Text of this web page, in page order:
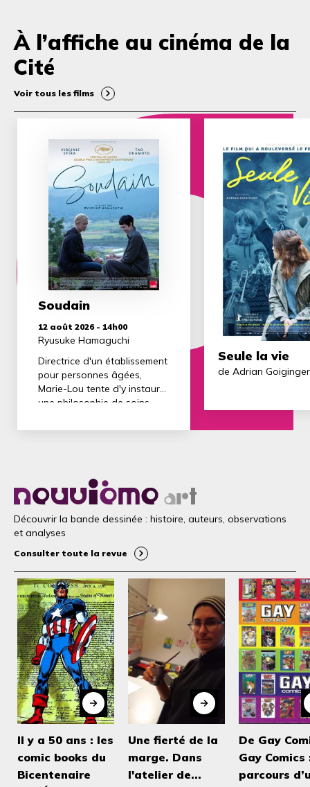
À l’affiche au cinéma de la
Cité
Voir tous les films
12 août 2026 - 14h00
Soudain
Ryusuke Hamaguchi
Directrice d'un établissement
pour personnes âgées,
Marie-Lou tente d'y instaurer
une philosophie de soins
et la dignité des résidents,
metteuse en scène japonaise
qui se bat contre un cancer,
va bouleverser sa trajectoire.
En nouant une amitié
profonde, les deux femmes
engagent ensemble un
combat pour “rendre
possible l’impossible”.
Seule la vie
de Adrian Goiginger
Découvrir la bande dessinée : histoire, auteurs, observations
et analyses
Consulter toute la revue
Il y a 50 ans : les
comic books du
Bicentenaire
Une fierté de la
marge. Dans
l'atelier de...
De Gay
Gay Comics
parcours